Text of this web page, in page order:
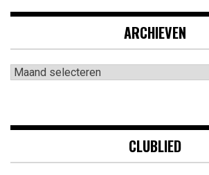
ARCHIEVEN
Archieven
CLUBLIED